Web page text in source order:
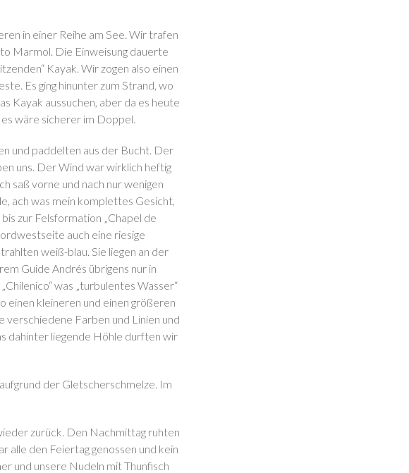
in einer Reihe am See. Wir trafen
Marmol. Die Einweisung dauerte
Kayak. Wir zogen also einen
Es ging hinunter zum Strand, wo
Kayak aussuchen, aber da es heute
wäre sicherer im Doppel.
und paddelten aus der Bucht. Der
uns. Der Wind war wirklich heftig
saß vorne und nach nur wenigen
ach was mein komplettes Gesicht,
zur Felsformation „Chapel de
auch eine riesige
weiß-blau. Sie liegen an der
Guide Andrés übrigens nur in
was „turbulentes Wasser“
einen kleineren und einen größeren
verschiedene Farben und Linien und
dahinter liegende Höhle durften wir
der Gletscherschmelze. Im
zurück. Den Nachmittag ruhten
alle den Feiertag genossen und kein
und unsere Nudeln mit Thunfisch